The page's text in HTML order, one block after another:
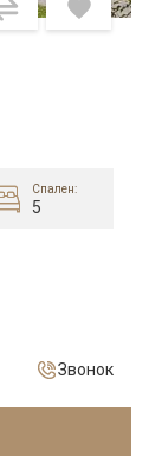
Спален:
5
Звонок